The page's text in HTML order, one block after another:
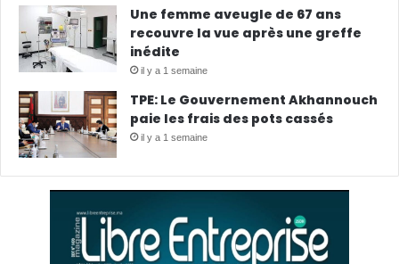
Une femme aveugle de 67 ans
recouvre la vue après une greffe
inédite
il y a 1 semaine
TPE: Le Gouvernement Akhannouch
paie les frais des pots cassés
il y a 1 semaine